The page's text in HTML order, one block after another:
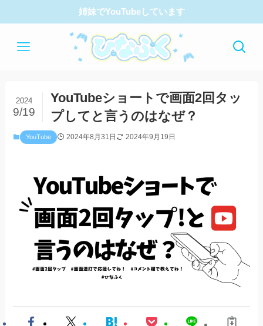
姉妹でYouTubeしています
YouTubeショートで画面2回タッ
プしてと言うのはなぜ？
2024
9/19
YouTube 2024年8月31日 2024年9月19日